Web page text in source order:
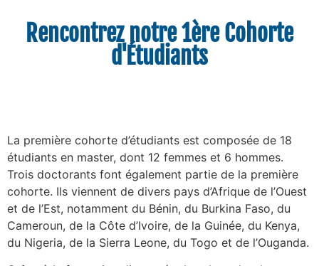
Rencontrez notre 1ère Cohorte
d'Étudiants
La première cohorte d’étudiants est composée de 18
étudiants en master, dont 12 femmes et 6 hommes.
Trois doctorants font également partie de la première
cohorte. Ils viennent de divers pays d’Afrique de l’Ouest
et de l’Est, notamment du Bénin, du Burkina Faso, du
Cameroun, de la Côte d’Ivoire, de la Guinée, du Kenya,
du Nigeria, de la Sierra Leone, du Togo et de l’Ouganda.